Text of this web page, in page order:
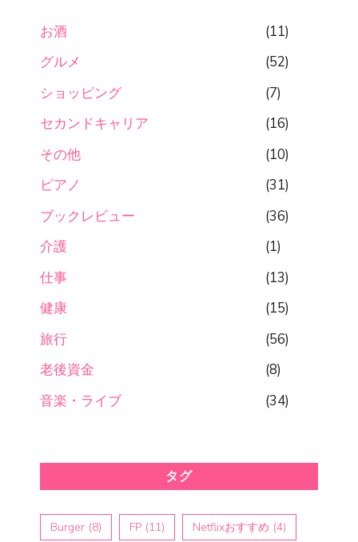
お酒
(11)
グルメ
(52)
ショッピング
(7)
セカンドキャリア
(16)
その他
(10)
ピアノ
(31)
ブックレビュー
(36)
介護
(1)
仕事
(13)
健康
(15)
旅行
(56)
老後資金
(8)
音楽・ライブ
(34)
タグ
Burger (8) FP (11) Netflixおすすめ (4)